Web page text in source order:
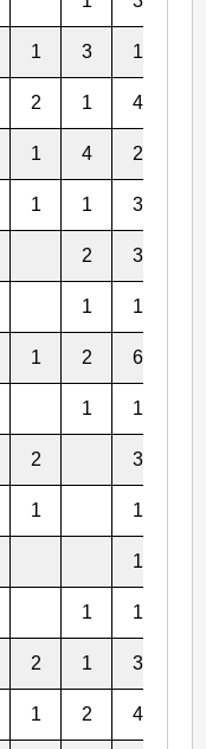
1 3 1
2 1 4
1 4 2
1 1 3
2 3
1 1
1 2 6
1 1
2 3
1 1
1
1 1
2 1 3
1 2 4